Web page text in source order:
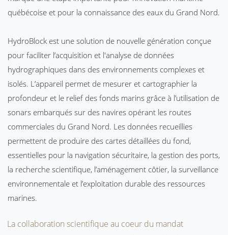
québécoise et pour la connaissance des eaux du Grand Nord.
HydroBlock est une solution de nouvelle génération conçue
pour faciliter l’acquisition et l'analyse de données
hydrographiques dans des environnements complexes et
isolés. L’appareil permet de mesurer et cartographier la
profondeur et le relief des fonds marins grâce à l’utilisation de
sonars embarqués sur des navires opérant les routes
commerciales du Grand Nord. Les données recueillies
permettent de produire des cartes détaillées du fond,
essentielles pour la navigation sécuritaire, la gestion des ports,
la recherche scientifique, l’aménagement côtier, la surveillance
environnementale et l’exploitation durable des ressources
marines.
La collaboration scientifique au coeur du mandat